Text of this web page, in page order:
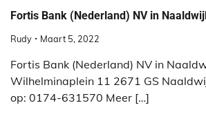
Fortis Bank (Nederland) NV in
Rudy Maart 5, 2022
Fortis Bank (Nederland) NV in
Wilhelminaplein 11 2671 GS
op: 0174-631570 Meer […]